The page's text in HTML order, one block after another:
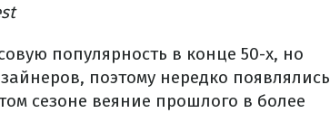
популярность в конце 50-х, но
поэтому нередко появлялись
сезоне веяние прошлого в более